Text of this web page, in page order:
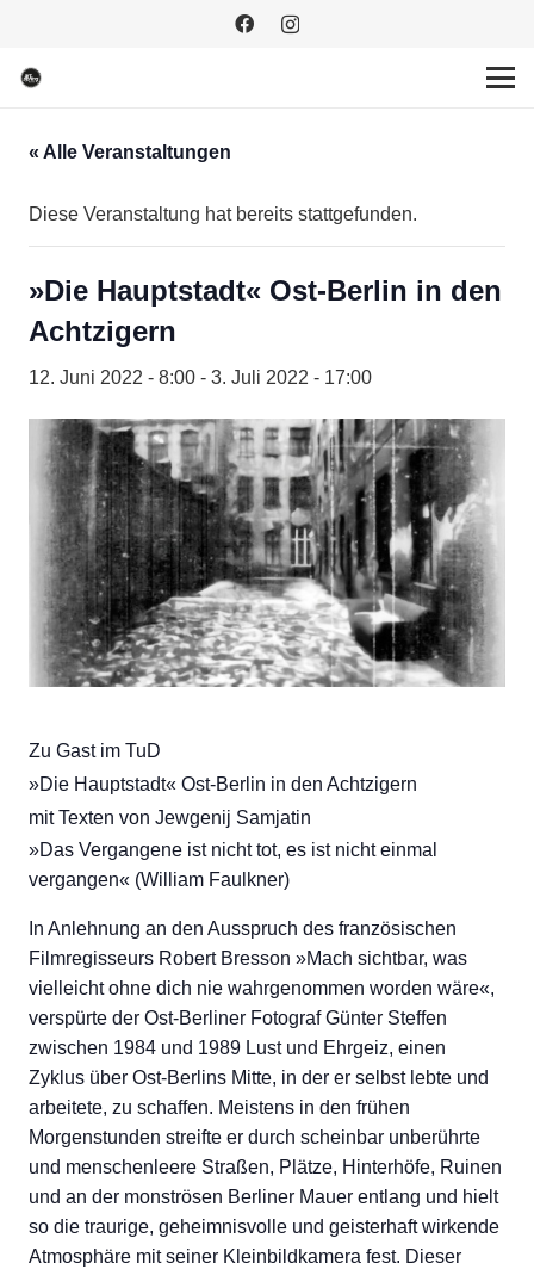
« Alle Veranstaltungen
Diese Veranstaltung hat bereits stattgefunden.
»Die Hauptstadt« Ost-Berlin in den
Achtzigern
12. Juni 2022 - 8:00 - 3. Juli 2022 - 17:00
Zu Gast im TuD
»Die Hauptstadt« Ost-Berlin in den Achtzigern
mit Texten von Jewgenij Samjatin
»Das Vergangene ist nicht tot, es ist nicht einmal
vergangen« (William Faulkner)
In Anlehnung an den Ausspruch des französischen
Filmregisseurs Robert Bresson »Mach sichtbar, was
vielleicht ohne dich nie wahrgenommen worden wäre«,
verspürte der Ost-Berliner Fotograf Günter Steffen
zwischen 1984 und 1989 Lust und Ehrgeiz, einen
Zyklus über Ost-Berlins Mitte, in der er selbst lebte und
arbeitete, zu schaffen. Meistens in den frühen
Morgenstunden streifte er durch scheinbar unberührte
und menschenleere Straßen, Plätze, Hinterhöfe, Ruinen
und an der monströsen Berliner Mauer entlang und hielt
so die traurige, geheimnisvolle und geisterhaft wirkende
Atmosphäre mit seiner Kleinbildkamera fest. Dieser